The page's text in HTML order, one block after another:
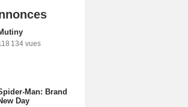
134 vues
Man: Brand
Day